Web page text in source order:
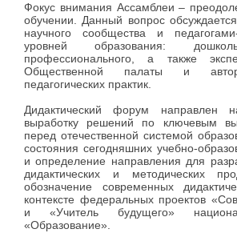
Фокус внимания Ассамблеи –
обучении. Данный вопрос
научного сообщества и
уровней образования:
профессионального, а также
Общественной палаты и
педагогических практик.
Дидактический форум направлен
выработку решений по ключевым
перед отечественной системой
состояния сегодняшних учебно-
и определение направления для
дидактических и методических
обозначение современных
контексте федеральных проектов
и «Учитель будущего»
«Образование».